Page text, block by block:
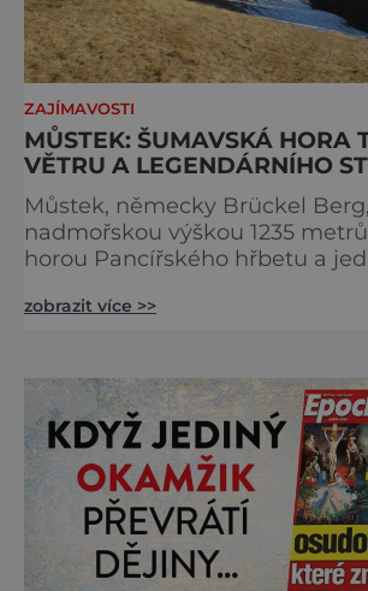
ZAJÍMAVOSTI
MŮSTEK: ŠUMAVSKÁ HORA
VĚTRU A LEGENDÁRNÍHO
Můstek, německy Brückel
nadmořskou výškou 1235
horou Pancířského hřbetu a
Šumavy. Přestože nestojí v
Můstek si dodnes uchovává
charakter, klid a zvláštní
šumavských hřebenů, kde se
zobrazit více >>